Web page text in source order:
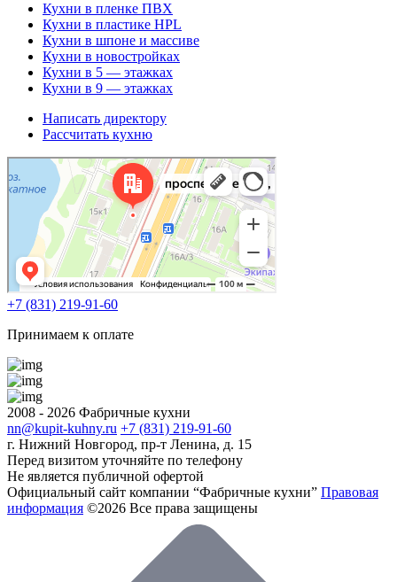
Кухни в пленке ПВХ
Кухни в пластике HPL
Кухни в шпоне и массиве
Кухни в новостройках
Кухни в 5 — этажках
Кухни в 9 — этажках
Написать директору
Рассчитать кухню
+7 (831) 219-91-60
Принимаем к оплате
2008 - 2026 Фабричные кухни
nn@kupit-kuhny.ru +7 (831) 219-91-60
г. Нижний Новгород, пр-т Ленина, д. 15
Перед визитом уточняйте по телефону
Не является публичной офертой
Официальный сайт компании “Фабричные кухни” Правовая
информация ©2026 Все права защищены